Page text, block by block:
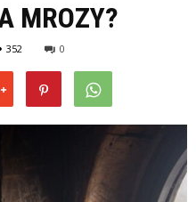
MROZY?
352 0